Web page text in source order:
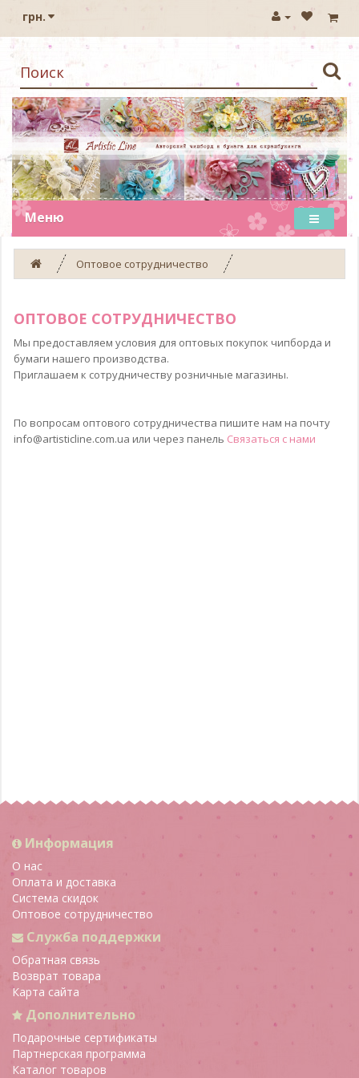
грн.
Меню
Оптовое сотрудничество
ОПТОВОЕ СОТРУДНИЧЕСТВО
Мы предоставляем условия для оптовых покупок чипборда и
бумаги нашего производства.
Приглашаем к сотрудничеству розничные магазины.
По вопросам оптового сотрудничества пишите нам на почту
info@artisticline.com.ua или через панель Связаться с нами
Информация
О нас
Оплата и доставка
Система скидок
Оптовое сотрудничество
Служба поддержки
Обратная связь
Возврат товара
Карта сайта
Дополнительно
Подарочные сертификаты
Партнерская программа
Каталог товаров